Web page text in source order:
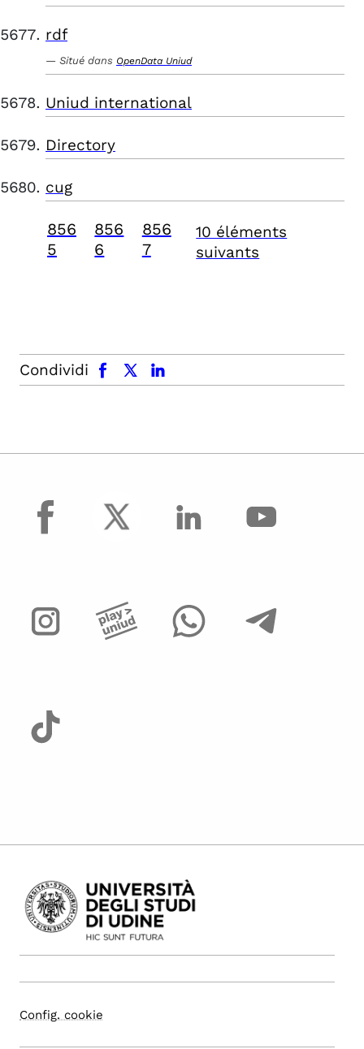
rdf
Situé dans OpenData Uniud
Uniud international
Directory
cug
856
5
856
6
856
7
10 éléments
suivants
Condividi
facebook x.com linkedin
facebook
Config. cookie